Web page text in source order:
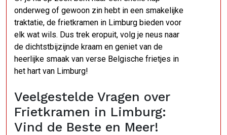
onderweg of gewoon zin hebt in een smakelijke
traktatie, de frietkramen in Limburg bieden voor
elk wat wils. Dus trek eropuit, volg je neus naar
de dichtstbijzijnde kraam en geniet van de
heerlijke smaak van verse Belgische frietjes in
het hart van Limburg!
Veelgestelde Vragen over
Frietkramen in Limburg:
Vind de Beste en Meer!